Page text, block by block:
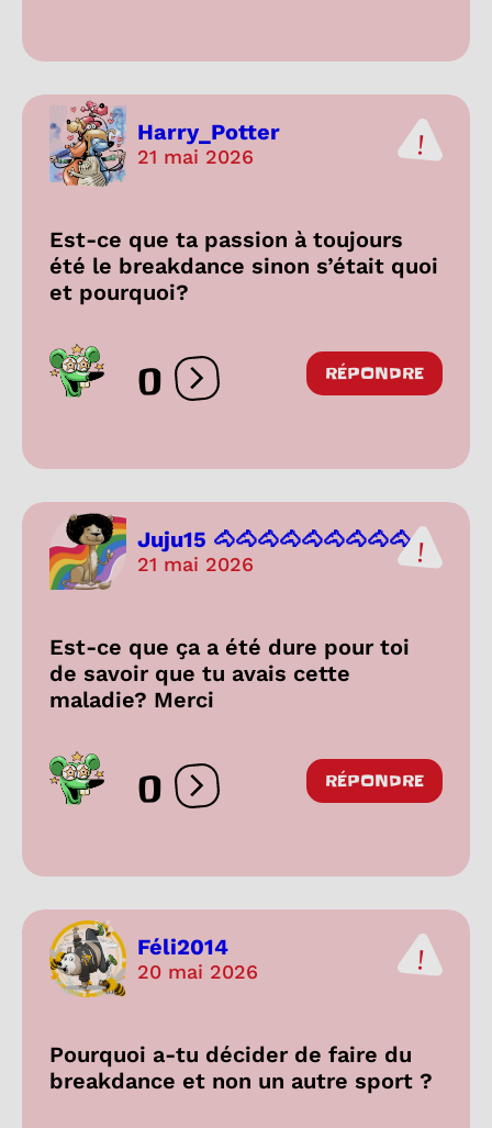
Harry_Potter
21 mai 2026
Est-ce que ta passion à toujours
été le breakdance sinon s’était quoi
et pourquoi?
0 Ouvrir les réactions
RÉPONDRE
Juju15 🐴🐴🐴🐴🐴🐴🐴🐴🐴...
21 mai 2026
Est-ce que ça a été dure pour toi
de savoir que tu avais cette
maladie? Merci
0 Ouvrir les réactions
RÉPONDRE
Féli2014
20 mai 2026
Pourquoi a-tu décider de faire du
breakdance et non un autre sport ?